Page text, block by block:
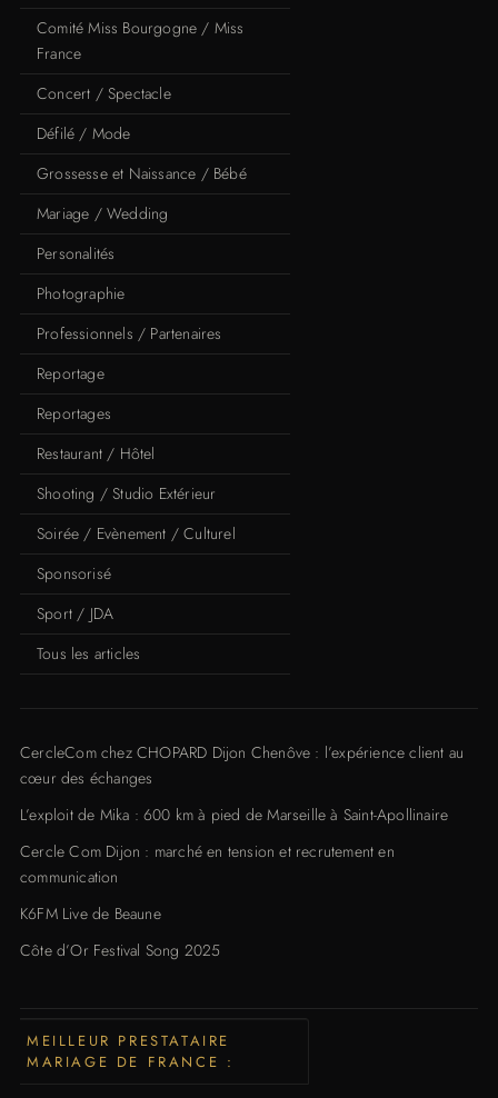
Comité Miss Bourgogne / Miss
France
Concert / Spectacle
Défilé / Mode
Grossesse et Naissance / Bébé
Mariage / Wedding
Personalités
Photographie
Professionnels / Partenaires
Reportage
Reportages
Restaurant / Hôtel
Shooting / Studio Extérieur
Soirée / Evènement / Culturel
Sponsorisé
Sport / JDA
Tous les articles
CercleCom chez CHOPARD Dijon Chenôve : l’expérience client au
cœur des échanges
L’exploit de Mika : 600 km à pied de Marseille à Saint-Apollinaire
Cercle Com Dijon : marché en tension et recrutement en
communication
K6FM Live de Beaune
Côte d’Or Festival Song 2025
MEILLEUR PRESTATAIRE
MARIAGE DE FRANCE :